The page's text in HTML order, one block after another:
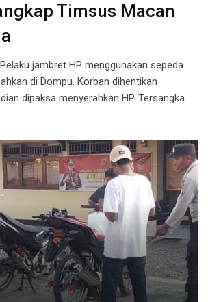
Timsus Macan
jambret HP menggunakan sepeda
di Dompu. Korban dihentikan
dipaksa menyerahkan HP. Tersangka …